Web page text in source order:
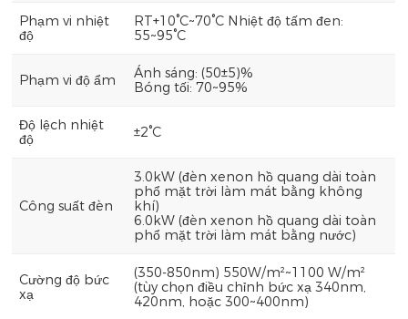
Phạm vi nhiệt
độ
RT+10°C~70°C Nhiệt độ tấm đen:
55~95°C
Phạm vi độ ẩm
Ánh sáng: (50±5)%
Bóng tối: 70~95%
Độ lệch nhiệt
độ
±2°C
Công suất đèn
3.0kW (đèn xenon hồ quang dài toàn
phổ mặt trời làm mát bằng không
khí)
6.0kW (đèn xenon hồ quang dài toàn
phổ mặt trời làm mát bằng nước)
Cường độ bức
xạ
(350-850nm) 550W/m²~1100 W/m²
(tùy chọn điều chỉnh bức xạ 340nm,
420nm, hoặc 300~400nm)